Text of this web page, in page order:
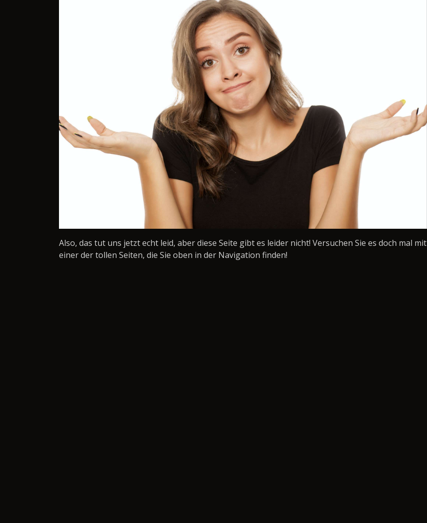
Also, das tut uns jetzt echt leid, aber diese Seite gibt es leider nicht! Versuchen Sie es doch mal mit
einer der tollen Seiten, die Sie oben in der Navigation finden!